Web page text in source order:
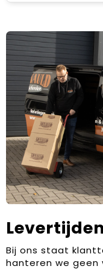
Bij ons staat
hanteren we